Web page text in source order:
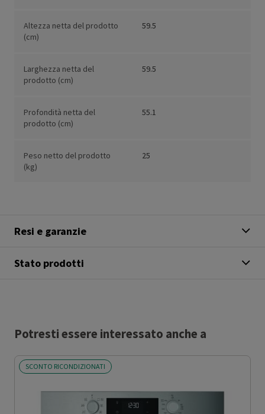
Altezza netta del prodotto
(cm)
59.5
Larghezza netta del
prodotto (cm)
59.5
Profondità netta del
prodotto (cm)
55.1
Peso netto del prodotto
(kg)
25
Resi e garanzie
Stato prodotti
Potresti essere interessato anche a
SCONTO RICONDIZIONATI